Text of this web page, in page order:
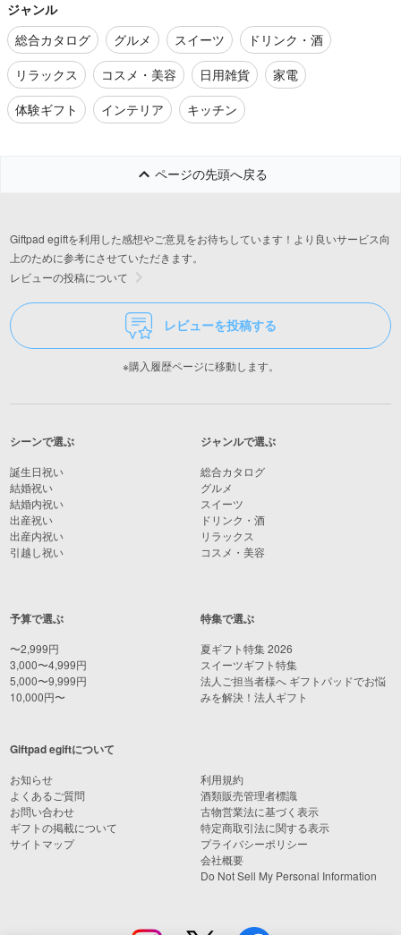
ジャンル
総合カタログ
グルメ スイーツ
ドリンク・酒
リラックス
コスメ・美容 日用雑貨
家電
体験ギフト
インテリア キッチン
ページの先頭へ戻る
Giftpad egiftを利用した感想やご意見をお待ちしています！より良いサービス向
上のために参考にさせていただきます。
レビューの投稿について
レビューを投稿する
※購入履歴ページに移動します。
シーンで選ぶ
誕生日祝い
結婚祝い
結婚内祝い
出産祝い
出産内祝い
引越し祝い
予算で選ぶ
〜2,999円
3,000〜4,999円
5,000〜9,999円
10,000円〜
ジャンルで選ぶ
総合カタログ
グルメ
スイーツ
ドリンク・酒
リラックス
コスメ・美容
特集で選ぶ
夏ギフト特集 2026
スイーツギフト特集
法人ご担当者様へ ギフトパッドでお悩
みを解決！法人ギフト
Giftpad egiftについて
お知らせ
よくあるご質問
お問い合わせ
ギフトの掲載について
サイトマップ
利用規約
酒類販売管理者標識
古物営業法に基づく表示
特定商取引法に関する表示
プライバシーポリシー
会社概要
Do Not Sell My Personal Information